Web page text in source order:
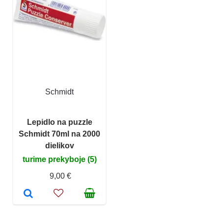
Schmidt
Lepidlo na puzzle
Schmidt 70ml na 2000
dielikov
turime prekyboje (5)
9,00 €